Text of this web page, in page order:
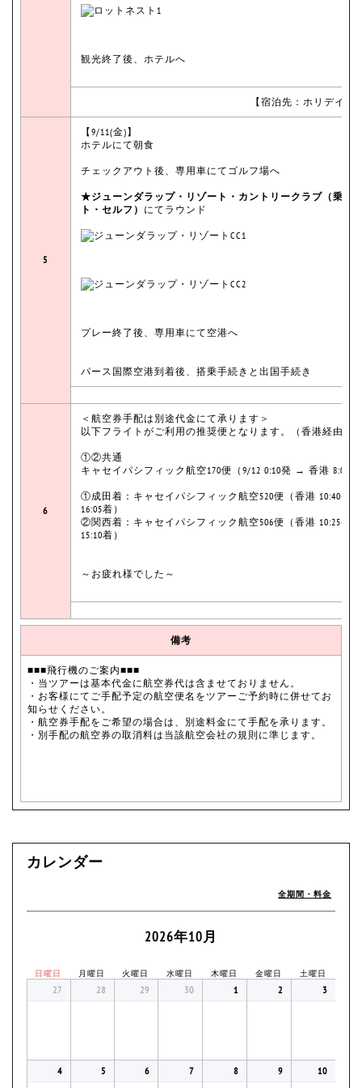
観光終了後、ホテルへ
【宿泊先：ホリデイ
5
【9/11(金)】
ホテルにて朝食
チェックアウト後、専用車にてゴルフ場へ
★ジューンダラップ・リゾート・カントリークラブ（乗用
ト・セルフ） にてラウンド
プレー終了後、専用車にて空港へ
パース国際空港到着後、搭乗手続きと出国手続き
6
＜航空券手配は別途代金にて承ります＞
以下フライトがご利用の推奨便となります。（香港経由）
①②共通
キャセイパシフィック航空170便（9/12 0:10発 → 香港 8:05
①成田着：キャセイパシフィック航空520便（香港 10:40発
16:05着）
②関西着：キャセイパシフィック航空506便（香港 10:25発
15:10着）
～お疲れ様でした～
備考
■■■飛行機のご案内■■■
・当ツアーは基本代金に航空券代は含ませておりません。
・お客様にてご手配予定の航空便名をツアーご予約時に併せてお
知らせください。
・航空券手配をご希望の場合は、別途料金にて手配を承ります。
・別手配の航空券の取消料は当該航空会社の規則に準じます。
カレンダー
全期間・料金
2026年10月
日曜日 月曜日 火曜日 水曜日 木曜日 金曜日 土曜日
27 28 29 30 1 2 3
4 5 6 7 8 9 10